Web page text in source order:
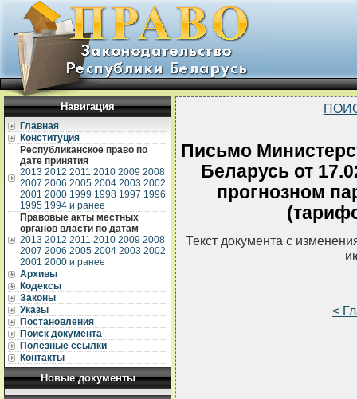
Навигация
Главная
Конституция
Республиканское право по
дате принятия
2013 2012 2011 2010 2009 2008
2007 2006 2005 2004 2003 2002
2001 2000 1999 1998 1997 1996
1995 1994 и ранее
Правовые акты местных
органов власти по датам
2013 2012 2011 2010 2009 2008
2007 2006 2005 2004 2003 2002
2001 2000 и ранее
Архивы
Кодексы
Законы
Указы
Постановления
Поиск документа
Полезные ссылки
Контакты
Новые документы
Письмо
Беларусь от
прогнозном
Текст документа с
<